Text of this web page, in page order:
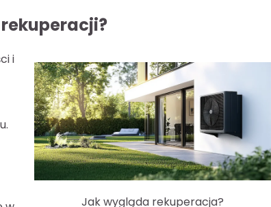
Jak wygląda rekuperacja?
i